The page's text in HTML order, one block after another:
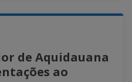
de Aquidauana
ao